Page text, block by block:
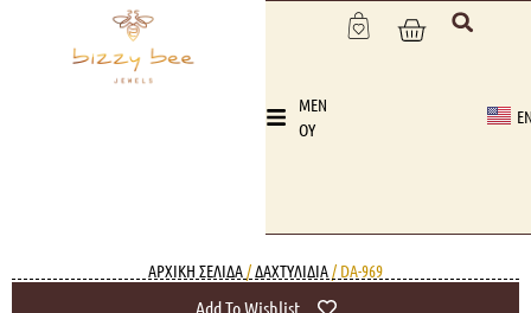
MEN
OY
ΑΡΧΙΚΉ ΣΕΛΊΔΑ/ΔΑΧΤΥΛΙΔΙΑ/ DA-969
Add To Wishlist